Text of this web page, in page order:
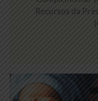
Recursos da